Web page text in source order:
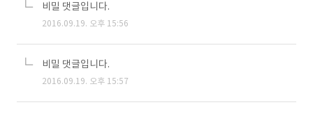
비밀 댓글입니다.
2016.09.19. 오후 15:56
비밀 댓글입니다.
2016.09.19. 오후 15:57